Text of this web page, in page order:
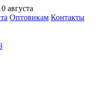
августа
Оптовикам Контакты